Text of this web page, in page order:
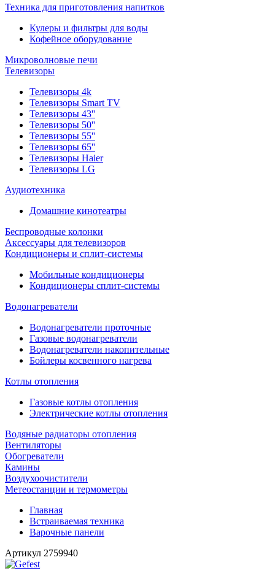
Техника для приготовления напитков
Кулеры и фильтры для воды
Кофейное оборудование
Микроволновые печи
Телевизоры
Телевизоры 4k
Телевизоры Smart TV
Телевизоры 43''
Телевизоры 50''
Телевизоры 55''
Телевизоры 65''
Телевизоры Haier
Телевизоры LG
Аудиотехника
Домашние кинотеатры
Беспроводные колонки
Аксессуары для телевизоров
Кондиционеры и сплит-системы
Мобильные кондиционеры
Кондиционеры сплит-системы
Водонагреватели
Водонагреватели проточные
Газовые водонагреватели
Водонагреватели накопительные
Бойлеры косвенного нагрева
Котлы отопления
Газовые котлы отопления
Электрические котлы отопления
Водяные радиаторы отопления
Вентиляторы
Обогреватели
Камины
Воздухоочистители
Метеостанции и термометры
Главная
Встраиваемая техника
Варочные панели
Артикул 2759940